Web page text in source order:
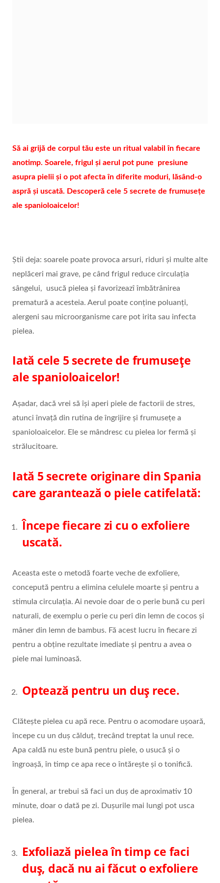
Să ai grijă de corpul tău este un ritual valabil în fiecare
anotimp. Soarele, frigul și aerul pot pune presiune
asupra pielii și o pot afecta în diferite moduri, lăsând-o
aspră și uscată. Descoperă cele 5 secrete de frumusețe
ale spanioloaicelor!
Știi deja: soarele poate provoca arsuri, riduri și multe alte
neplăceri mai grave, pe când frigul reduce circulația
sângelui, usucă pielea și favorizeazî îmbătrânirea
prematură a acesteia. Aerul poate conține poluanți,
alergeni sau microorganisme care pot irita sau infecta
pielea.
Iată cele 5 secrete de frumusețe
ale spanioloaicelor!
Așadar, dacă vrei să își aperi piele de factorii de stres,
atunci învață din rutina de îngrijire și frumusețe a
spanioloaicelor. Ele se mândresc cu pielea lor fermă și
strălucitoare.
Iată 5 secrete originare din Spania
care garantează o piele catifelată:
Începe fiecare zi cu o exfoliere
uscată.
Aceasta este o metodă foarte veche de exfoliere,
concepută pentru a elimina celulele moarte și pentru a
stimula circulația. Ai nevoie doar de o perie bună cu peri
naturali, de exemplu o perie cu peri din lemn de cocos și
mâner din lemn de bambus. Fă acest lucru în fiecare zi
pentru a obține rezultate imediate și pentru a avea o
piele mai luminoasă.
Optează pentru un duș rece.
Clătește pielea cu apă rece. Pentru o acomodare ușoară,
începe cu un duș călduț, trecând treptat la unul rece.
Apa caldă nu este bună pentru piele, o usucă și o
îngroașă, în timp ce apa rece o întărește și o tonifică.
În general, ar trebui să faci un duș de aproximativ 10
minute, doar o dată pe zi. Dușurile mai lungi pot usca
pielea.
Exfoliază pielea în timp ce faci
duș, dacă nu ai făcut o exfoliere